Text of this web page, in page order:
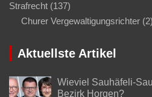
Strafrecht (137)
Churer Vergewaltigungsrichter (2)
Aktuellste Artikel
Wieviel Sauhäfeli-
Bezirk Horgen?